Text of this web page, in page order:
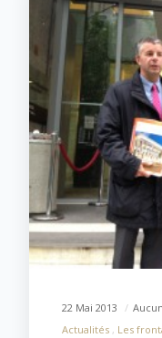
22 Mai 2013
Actualités
Les